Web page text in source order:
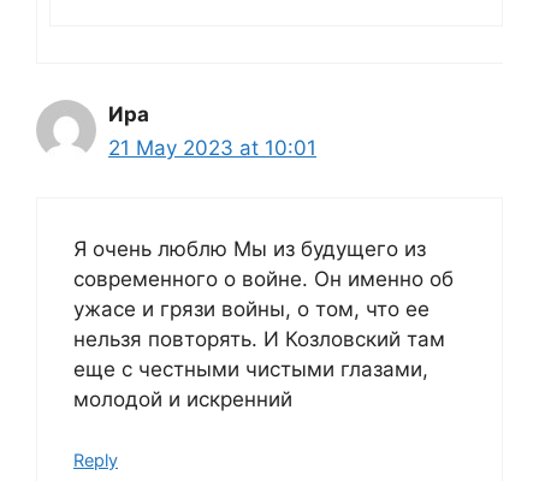
Ира
21 May 2023 at 10:01
Я очень люблю Мы из будущего из
современного о войне. Он именно об
ужасе и грязи войны, о том, что ее
нельзя повторять. И Козловский там
еще с честными чистыми глазами,
молодой и искренний
Reply